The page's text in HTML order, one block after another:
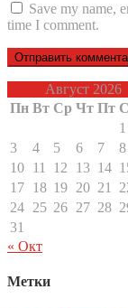
Save my name,
time I comment.
Август 2026
Пн Вт Ср Чт Пт
1
3
4 5 6 7 8
10 11 12 13 14
17 18 19 20 21
24 25 26 27 28
31
« Окт
Метки